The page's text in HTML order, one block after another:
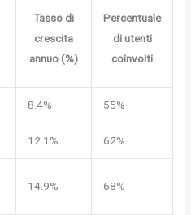
Tasso di
crescita
annuo (%)
Percentuale
di utenti
coinvolti
8.4% 55%
12.1% 62%
14.9% 68%